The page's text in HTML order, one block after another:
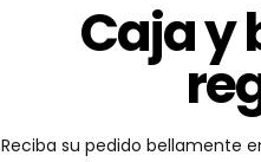
Caja y
Reciba su pedido bellamente